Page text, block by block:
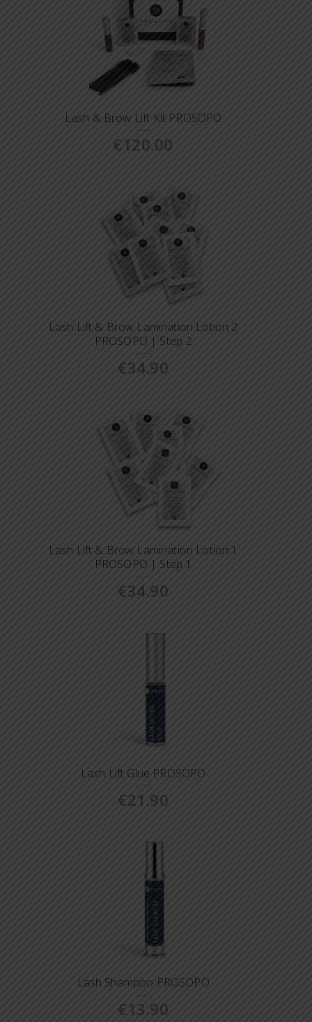
Lash & Brow Lift Kit PROSOPO
€120.00
Lash Lift & Brow Lamination Lotion 2
PROSOPO | Step 2
€34.90
Lash Lift & Brow Lamination Lotion 1
PROSOPO | Step 1
€34.90
Lash Lift Glue PROSOPO
€21.90
Lash Shampoo PROSOPO
€13.90